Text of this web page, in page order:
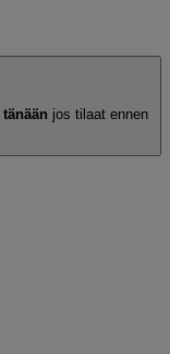
tänään jos tilaat ennen